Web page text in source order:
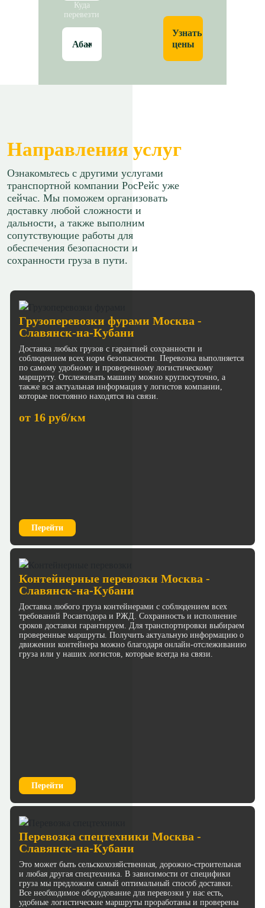
Куда
перевезти
Узнать
цены
Направления услуг
Ознакомьтесь с другими услугами
транспортной компании РосРейс уже
сейчас. Мы поможем организовать
доставку любой сложности и
дальности, а также выполним
сопутствующие работы для
обеспечения безопасности и
сохранности груза в пути.
Грузоперевозки фурами Москва -
Славянск-на-Кубани
Доставка любых грузов с гарантией сохранности и
соблюдением всех норм безопасности. Перевозка выполняется
по самому удобному и проверенному логистическому
маршруту. Отслеживать машину можно круглосуточно, а
также вся актуальная информация у логистов компании,
которые постоянно находятся на связи.
от 16 руб/км
Перейти
Контейнерные перевозки Москва -
Славянск-на-Кубани
Доставка любого груза контейнерами с соблюдением всех
требований Росавтодора и РЖД. Сохранность и исполнение
сроков доставки гарантируем. Для транспортировки выбираем
проверенные маршруты. Получить актуальную информацию о
движении контейнера можно благодаря онлайн-отслеживанию
груза или у наших логистов, которые всегда на связи.
Перейти
Перевозка спецтехники Москва -
Славянск-на-Кубани
Это может быть сельскохозяйственная, дорожно-строительная
и любая другая спецтехника. В зависимости от специфики
груза мы предложим самый оптимальный способ доставки.
Все необходимое оборудование для перевозки у нас есть,
удобные логистические маршруты проработаны и проверены